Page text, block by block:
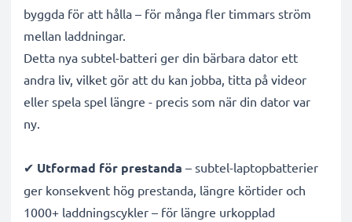
byggda för att hålla – för många fler timmars ström
mellan laddningar.
Detta nya subtel-batteri ger din bärbara dator ett
andra liv, vilket gör att du kan jobba, titta på videor
eller spela spel längre - precis som när din dator var
ny.
✔ Utformad för prestanda – subtel-laptopbatterier
ger konsekvent hög prestanda, längre körtider och
1000+ laddningscykler – för längre urkopplad